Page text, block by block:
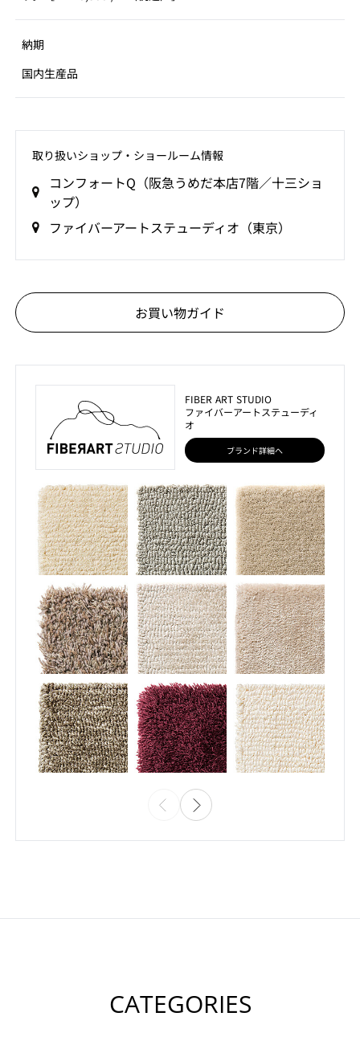
納期
国内生産品
取り扱いショップ‧ショールーム情報
コンフォートQ（阪急うめだ本店7階／十三ショ
ップ）
ファイバーアートステューディオ（東京）
お買い物ガイド
FIBER ART STUDIO
ファイバーアートステューディ
オ
ブランド詳細へ
CATEGORIES